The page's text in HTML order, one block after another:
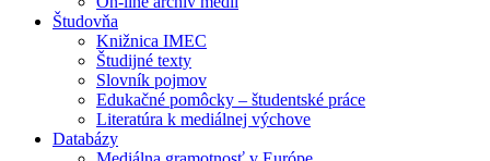
Študovňa
Knižnica IMEC
Študijné texty
Slovník pojmov
Edukačné pomôcky – študentské práce
Literatúra k mediálnej výchove
Databázy